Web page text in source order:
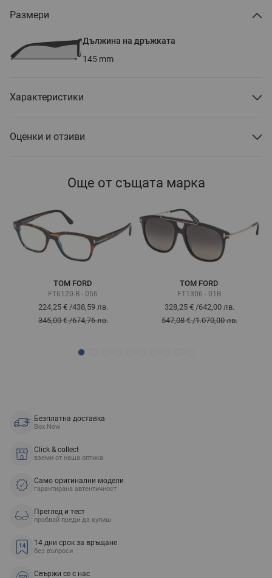
Размери
Дължина на дръжката
145 mm
Характеристики
Оценки и отзиви
Още от същата марка
TOM FORD
FT6120-B - 056
224,25 €/438,59 лв.
345,00 €/674,76 лв.
TOM FORD
FT1306 - 01B
328,25 €/642,00 лв.
547,08 €/1.070,00 лв.
Безплатна доставка
Box Now
Click & collect
вземи от наша оптика
Само оригинални модели
гарантирана автентичност
Преглед и тест
пробвай преди да купиш
14 дни срок за връщане
без въпроси
Свържи се с нас